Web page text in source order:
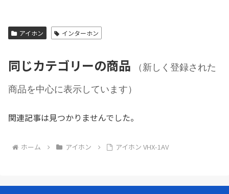
アイホン インターホン
同じカテゴリーの商品
（新しく登録された
商品を中心に表示しています）
関連記事は見つかりませんでした。
ホーム アイホン アイホン VHX-1AV